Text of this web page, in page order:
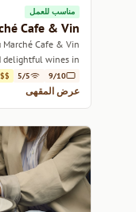
مناسب للعمل
Cafe & Vin
Cafe & Vin
delightful wines in
a cozy ambiance.
9/10
5/5
$$
عرض المقهى